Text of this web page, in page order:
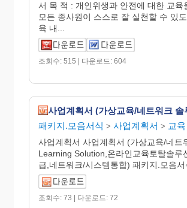
서 목 적 : 개인위생과 안전에 대한 교육
모든 종사원이 스스로 잘 실천할 수 있
육 내...
조회수: 515 | 다운로드: 604
패키지.모음서식 > 사업계획서 > 교육
사업계획서 사업계획서 (가상교육/네트
Learning Solution,온라인교육토탈솔루
급,네트워크/시스템통합) 패키지.모음
조회수: 73 | 다운로드: 72